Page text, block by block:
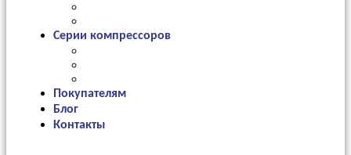
Серии компрессоров
Покупателям
Блог
Контакты